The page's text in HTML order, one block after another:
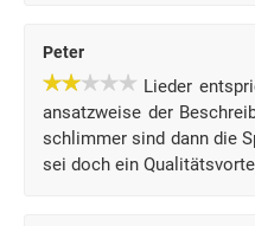
Peter
Lieder
ansatzweise der
schlimmer sind dann die
sei doch ein